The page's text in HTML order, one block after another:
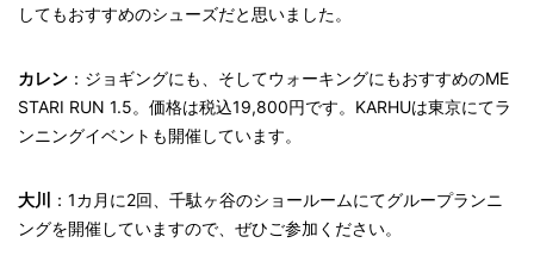
してもおすすめのシューズだと思いました。
カレン ：ジョギングにも、そしてウォーキングにもおすすめのME
STARI RUN 1.5。価格は税込19,800円です。KARHUは東京にてラ
ンニングイベントも開催しています。
大川
：1カ月に2回、千駄ヶ谷のショールームにてグループランニ
ングを開催していますので、ぜひご参加ください。